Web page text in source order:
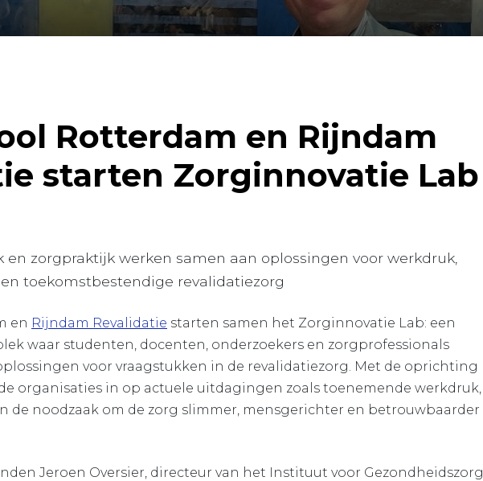
Rotterdam en Rijndam
starten Zorginnovatie Lab
en zorgpraktijk werken samen aan oplossingen voor werkdruk,
toekomstbestendige revalidatiezorg
en Rijndam Revalidatie starten samen het Zorginnovatie Lab: een
waar studenten, docenten, onderzoekers en zorgprofessionals
voor vraagstukken in de revalidatiezorg. Met de oprichting
organisaties in op actuele uitdagingen zoals toenemende werkdruk,
de noodzaak om de zorg slimmer, mensgerichter en betrouwbaarder
Jeroen Oversier, directeur van het Instituut voor Gezondheidszorg